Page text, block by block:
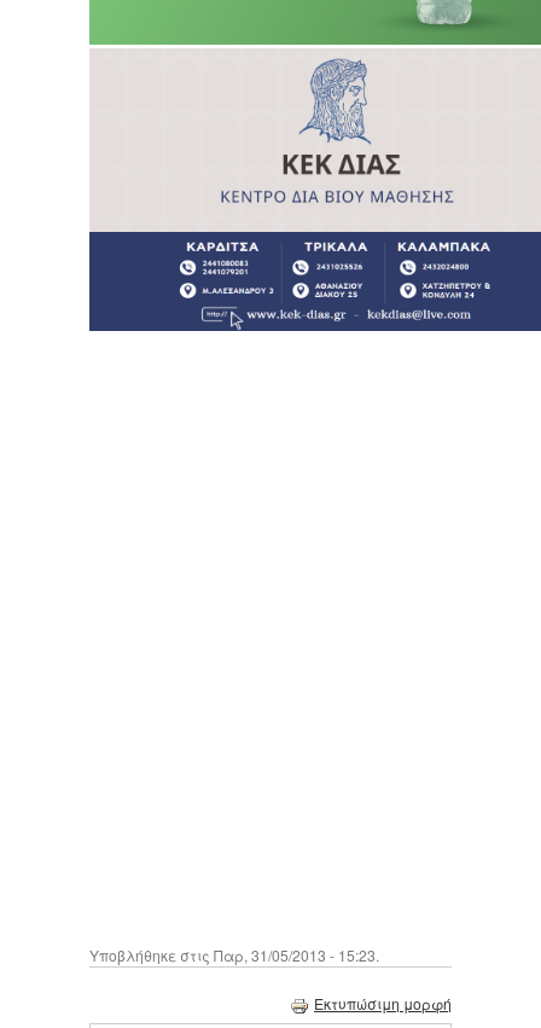
Υποβλήθηκε στις Παρ, 31/05/2013 - 15:23.
Εκτυπώσιμη μορφή